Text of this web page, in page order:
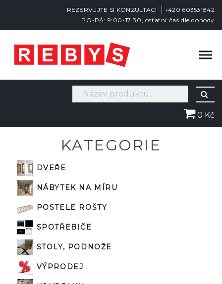
REZERVUJTE SI KONZULTACI
+420 603531842
PO-PÁ: 9:00-17:30, ostatní čas dle dohody
0 Kč
KATEGORIE
DVEŘE
NÁBYTEK NA MÍRU
POSTELE ROŠTY
SPOTŘEBIČE
STOLY, PODNOŽE
VÝPRODEJ